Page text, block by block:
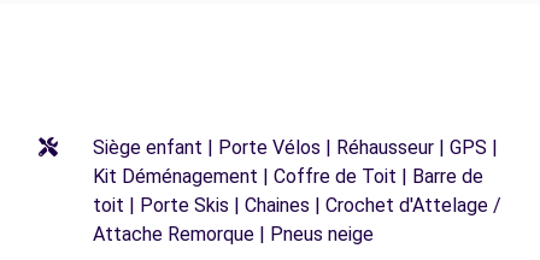
Siège enfant | Porte Vélos | Réhausseur | GPS |
Kit Déménagement | Coffre de Toit | Barre de
toit | Porte Skis | Chaines | Crochet d'Attelage /
Attache Remorque | Pneus neige